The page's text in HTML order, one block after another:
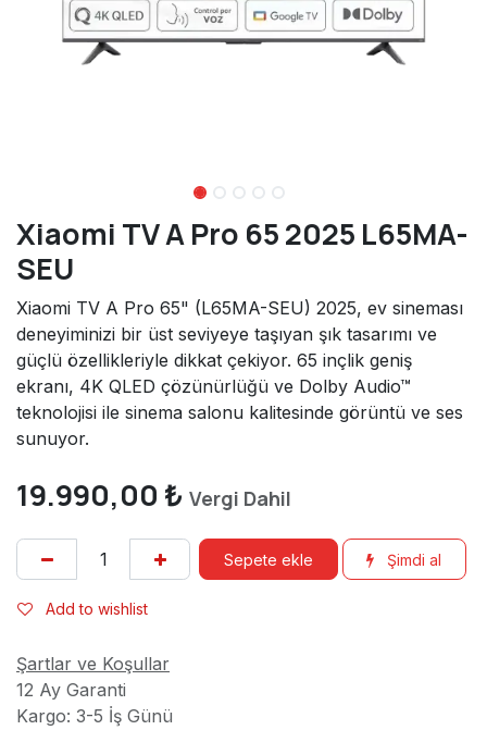
Xiaomi TV A Pro 65 2025 L65MA-
SEU
Xiaomi TV A Pro 65" (L65MA-SEU) 2025, ev sineması
deneyiminizi bir üst seviyeye taşıyan şık tasarımı ve
güçlü özellikleriyle dikkat çekiyor. 65 inçlik geniş
ekranı, 4K QLED çözünürlüğü ve Dolby Audio™
teknolojisi ile sinema salonu kalitesinde görüntü ve ses
sunuyor.
19.990,00 ₺ Vergi Dahil
Sepete ekle Şimdi al
Add to wishlist
Şartlar ve Koşullar
12 Ay Garanti
Kargo: 3-5 İş Günü